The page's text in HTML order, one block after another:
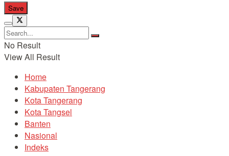
No Result
View All Result
Home
Kabupaten Tangerang
Kota Tangerang
Kota Tangsel
Banten
Nasional
Indeks